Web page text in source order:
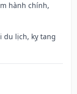
hành chính,
du lịch, kỵ tang